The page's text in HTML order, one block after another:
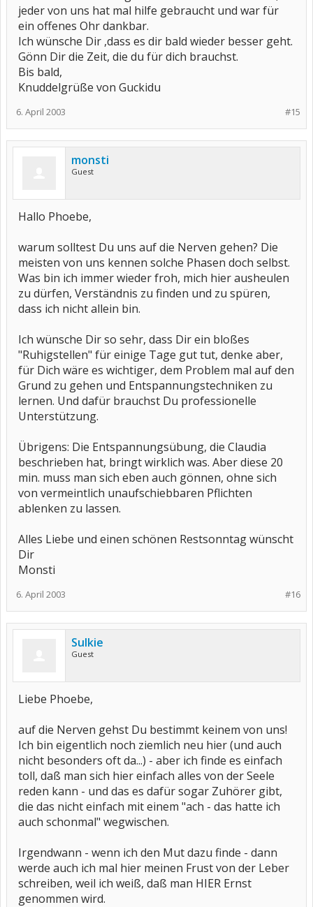
jeder von uns hat mal hilfe gebraucht und war für
ein offenes Ohr dankbar.
Ich wünsche Dir ,dass es dir bald wieder besser geht.
Gönn Dir die Zeit, die du für dich brauchst.
Bis bald,
Knuddelgrüße von Guckidu
#15
6. April 2003
monsti
Guest
Hallo Phoebe,
warum solltest Du uns auf die Nerven gehen? Die
meisten von uns kennen solche Phasen doch selbst.
Was bin ich immer wieder froh, mich hier ausheulen
zu dürfen, Verständnis zu finden und zu spüren,
dass ich nicht allein bin.
Ich wünsche Dir so sehr, dass Dir ein bloßes
"Ruhigstellen" für einige Tage gut tut, denke aber,
für Dich wäre es wichtiger, dem Problem mal auf den
Grund zu gehen und Entspannungstechniken zu
lernen. Und dafür brauchst Du professionelle
Unterstützung.
Übrigens: Die Entspannungsübung, die Claudia
beschrieben hat, bringt wirklich was. Aber diese 20
min. muss man sich eben auch gönnen, ohne sich
von vermeintlich unaufschiebbaren Pflichten
ablenken zu lassen.
Alles Liebe und einen schönen Restsonntag wünscht
Dir
Monsti
#16
6. April 2003
Sulkie
Guest
Liebe Phoebe,
auf die Nerven gehst Du bestimmt keinem von uns!
Ich bin eigentlich noch ziemlich neu hier (und auch
nicht besonders oft da...) - aber ich finde es einfach
toll, daß man sich hier einfach alles von der Seele
reden kann - und das es dafür sogar Zuhörer gibt,
die das nicht einfach mit einem "ach - das hatte ich
auch schonmal" wegwischen.
Irgendwann - wenn ich den Mut dazu finde - dann
werde auch ich mal hier meinen Frust von der Leber
schreiben, weil ich weiß, daß man HIER Ernst
genommen wird.